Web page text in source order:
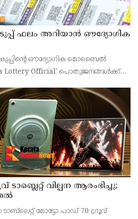
ഫലം അറിയാൻ ഔദ്യോഗിക
ഔദ്യോഗിക മൊബൈൽ
Lottery Official' പൊതുജനങ്ങൾക്ക്
ടാബ്ലെറ്റ് വില്പന ആരംഭിച്ചു;
മോട്ടോ പാഡ് 70 ഗ്രൂവ്